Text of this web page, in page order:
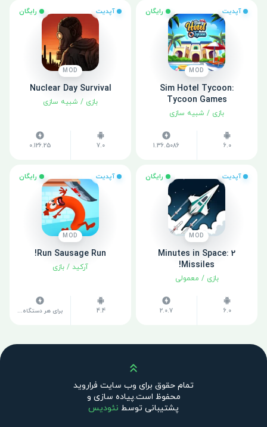
آپدیت رایگان
MOD
Sim Hotel Tycoon:
Tycoon Games
بازی / شبیه سازی
6.0
1.36.5086
آپدیت رایگان
MOD
Nuclear Day Survival
بازی / شبیه سازی
7.0
0.126.25
آپدیت رایگان
MOD
2 Minutes in Space:
Missiles!
بازی / معمولی
6.0
2.0.7
آپدیت رایگان
MOD
Run Sausage Run!
آرکید / بازی
4.4 برای هر دستگاه متفاوت است
بالا
تمام حقوق برای وب سایت فراروید
محفوظ است.پیاده سازی و
پشتیبانی توسط نئودیس